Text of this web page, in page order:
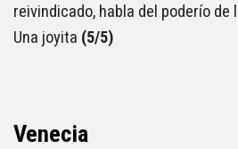
reivindicado, habla del poderío
Una joyita (5/5)
Venecia